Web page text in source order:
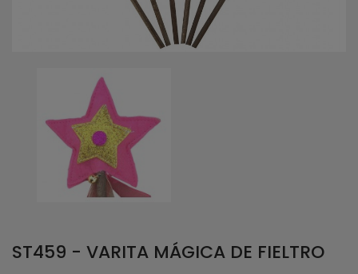
ST459 - VARITA MÁGICA DE FIELTRO